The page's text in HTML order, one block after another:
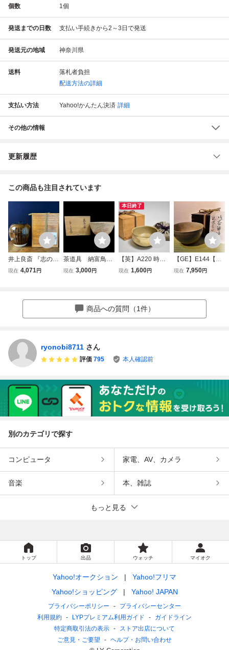
個数 1個
発送までの日数 支払い手続きから2～3日で発送
発送元の地域 神奈川県
送料
落札者負担
配送方法の詳細
支払い方法 Yahoo!かんたん決済 詳細
その他の情報
更新履歴
この商品も注目されています
井上良斎 『志のぎ
水指 』 神奈川焼
現在 4,071円
茶道具 納富鳥雲
大華山 萩茶碗 検
新羅清朝書
現在 3,000円
本日終了
【英】A220 時代
李朝刷毛目茶碗 中
術品 古美術 時代
品 kk
現在 1,600円
【GE】E144【コ
レクター所蔵品】
現在 7,950円
商品への質問（1件）
ryonobi8711 さん
評価 795 本人確認前
別のカテゴリで探す
コンピュータ 家電、AV、カメラ
音楽 本、雑誌
もっと見る
トップ 出品 ウォッチ マイオク
Yahoo!オークション
Yahoo!フリマ
Yahoo!ショッピング
Yahoo! JAPAN
プライバシーポリシー
プライバシーセンター
利用規約
LYPプレミアム利用ガイド
ガイドライン
特定商取引法の表示
ストア出店について
ご意見・ご要望
ヘルプ・お問い合わせ